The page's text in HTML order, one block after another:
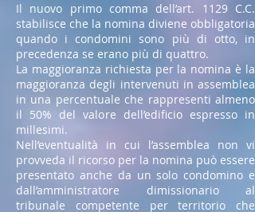
Il nuovo primo comma dell’art. 1129 C.C.
stabilisce che la nomina diviene obbligatoria
quando i condomini sono più di otto, in
precedenza se erano più di quattro.
La maggioranza richiesta per la nomina è la
maggioranza degli intervenuti in assemblea
in una percentuale che rappresenti almeno
il 50% del valore dell’edificio espresso in
millesimi.
Nell’eventualità in cui l’assemblea non vi
provveda il ricorso per la nomina può essere
presentato anche da un solo condomino e
dall’amministratore dimissionario al
tribunale competente per territorio che